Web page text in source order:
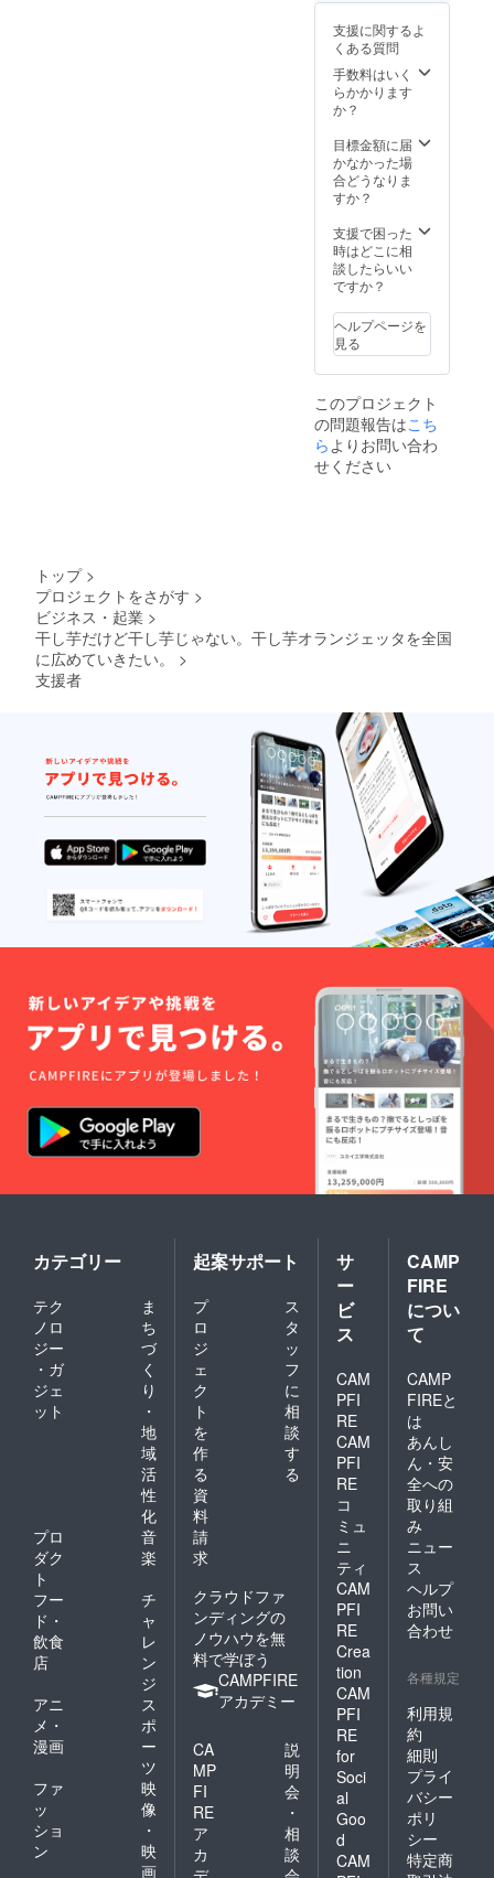
ループの風
土なので
す。
こうした
当社の考え
を実践し、
実現してい
くのは、言
うまでもな
ひとりの力
です。会社
の指針とな
る考え方
「小野瀬
フィロソフ
イ」のも
ります。利
員・お客様
双方向の幸
せに基づく
「繁栄」こ
そ小野瀬グ
ループの目
指す姿で
継がれる創
理念。それ
をより確か
なカタチと
するため
に、私たち
はこれから
も「全員経
営」をモッ
トーに全社
一丸となっ
サービスの
探求に努
め、皆様の
ご期待にお
応えしてま
いります。
一層のご支
援、ご愛顧
を賜ります
ようお願い
申し上げま
支援に関するよ
くある質問
手数料はいく
らかかります
か？
目標金額に届
かなかった場
合どうなりま
すか？
支援で困った
時はどこに相
談したらいい
ですか？
ヘルプページを
見る
このプロジェクト
の問題報告はこち
らよりお問い合わ
せください
トップ >
プロジェクトをさがす >
ビジネス・起業 >
干し芋だけど干し芋じゃない。干し芋オランジェッタを全国
に広めていきたい。
>
支援者
カテゴリー
テク
ノロ
ジー
・ガ
ジェ
ット
ま
ち
づ
く
り
・
地
域
活
性
化
プロ
ダク
ト
音
楽
フー
ド・
飲食
店
チ
ャ
レ
ン
ジ
アニ
メ・
漫画
ス
ポ
ー
ツ
ファ
ッ
ショ
ン
映
像
・
映
画
起案サポート
プ
ロ
ジ
ェ
ク
ト
を
作
る
ス
タ
ッ
フ
に
相
談
す
る
資
料
請
求
クラウドファ
ンディングの
ノウハウを無
料で学ぼう
CAMPFIRE
アカデミー
CA
MP
FI
RE
ア
カ
説
明
会
・
相
談
サ
ー
ビ
ス
CAM
PFI
RE
CAM
PFI
RE
コ
ミュ
ニ
ティ
CAM
PFI
RE
Crea
tion
CAM
PFI
RE
for
Soci
al
Goo
d
CAM
CAMP
FIRE
につい
て
CAMP
FIREと
は
あんし
ん・安
全への
取り組
み
ニュー
ス
ヘルプ
お問い
合わせ
各種規定
利用規
約
細則
プライ
バシー
ポリ
シー
特定商